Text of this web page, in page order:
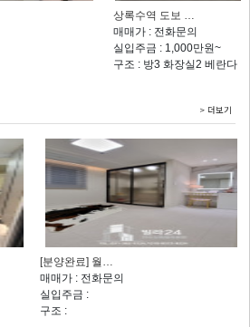
상록수역 도보 …
매매가 : 전화문의
실입주금 : 1,000만원~
구조 : 방3 화장실2 베란다
> 더보기
[분양완료] 월…
매매가 : 전화문의
실입주금 :
구조 :